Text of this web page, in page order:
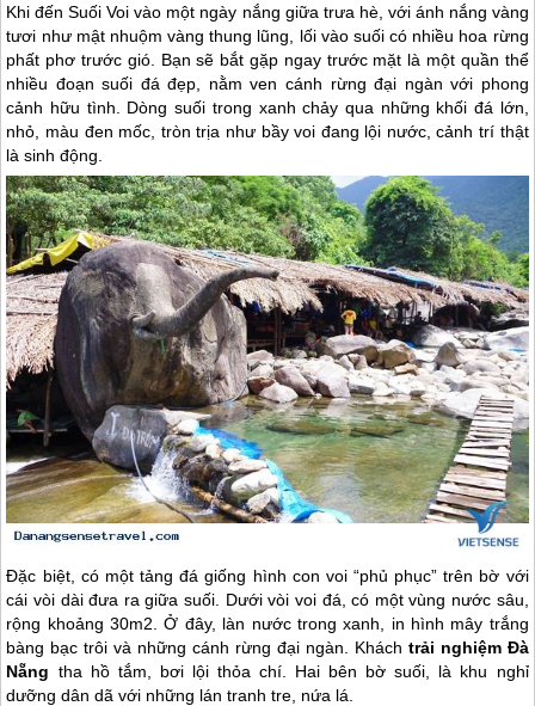
Khi đến Suối Voi vào một ngày nắng giữa trưa hè, với ánh nắng vàng
tươi như mật nhuộm vàng thung lũng, lối vào suối có nhiều hoa rừng
phất phơ trước gió. Bạn sẽ bắt gặp ngay trước mặt là một quần thể
nhiều đoạn suối đá đẹp, nằm ven cánh rừng đại ngàn với phong
cảnh hữu tình. Dòng suối trong xanh chảy qua những khối đá lớn,
nhỏ, màu đen mốc, tròn trịa như bầy voi đang lội nước, cảnh trí thật
là sinh động.
Đặc biệt, có một tảng đá giống hình con voi “phủ phục” trên bờ với
cái vòi dài đưa ra giữa suối. Dưới vòi voi đá, có một vùng nước sâu,
rộng khoảng 30m2. Ở đây, làn nước trong xanh, in hình mây trắng
bàng bạc trôi và những cánh rừng đại ngàn. Khách trải nghiệm Đà
Nẵng tha hồ tắm, bơi lội thỏa chí. Hai bên bờ suối, là khu nghỉ
dưỡng dân dã với những lán tranh tre, nứa lá.